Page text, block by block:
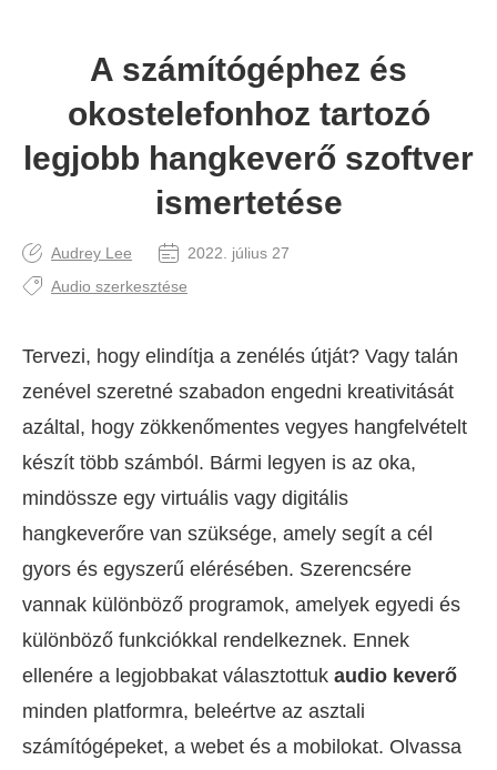
A számítógéphez és
okostelefonhoz tartozó
legjobb hangkeverő szoftver
ismertetése
Audrey Lee
2022. július 27
Audio szerkesztése
Tervezi, hogy elindítja a zenélés útját? Vagy talán
zenével szeretné szabadon engedni kreativitását
azáltal, hogy zökkenőmentes vegyes hangfelvételt
készít több számból. Bármi legyen is az oka,
mindössze egy virtuális vagy digitális
hangkeverőre van szüksége, amely segít a cél
gyors és egyszerű elérésében. Szerencsére
vannak különböző programok, amelyek egyedi és
különböző funkciókkal rendelkeznek. Ennek
ellenére a legjobbakat választottuk audio keverő
minden platformra, beleértve az asztali
számítógépeket, a webet és a mobilokat. Olvassa